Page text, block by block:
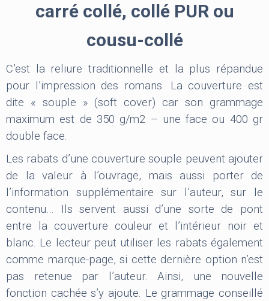
carré collé, collé PUR ou
cousu-collé
C’est la reliure traditionnelle et la plus répandue
pour l’impression des romans. La couverture est
dite « souple » (soft cover) car son grammage
maximum est de 350 g/m2 – une face ou 400 gr
double face.
Les rabats d’une couverture souple peuvent ajouter
de la valeur à l’ouvrage, mais aussi porter de
l’information supplémentaire sur l’auteur, sur le
contenu… Ils servent aussi d’une sorte de pont
entre la couverture couleur et l’intérieur noir et
blanc. Le lecteur peut utiliser les rabats également
comme marque-page, si cette dernière option n’est
pas retenue par l’auteur. Ainsi, une nouvelle
fonction cachée s’y ajoute. Le grammage conseillé